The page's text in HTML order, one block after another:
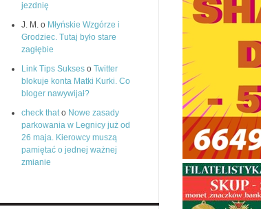
jezdnię
J. M. o Młyńskie Wzgórze i
Grodziec. Tutaj było stare
zagłębie
Link Tips Sukses o Twitter
blokuje konta Matki Kurki. Co
bloger nawywijał?
check thato Nowe zasady
parkowania w Legnicy już od
26 maja. Kierowcy muszą
pamiętać o jednej ważnej
zmianie